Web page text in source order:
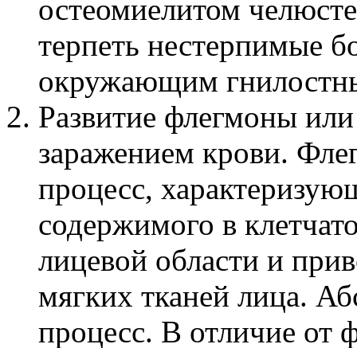
остеомиелитом
терпеть нестерпимые
окружающим
Развитие флегмоны
заражением крови.
процесс,
содержимого в
лицевой области и
мягких тканей лица.
процесс. В отличие от